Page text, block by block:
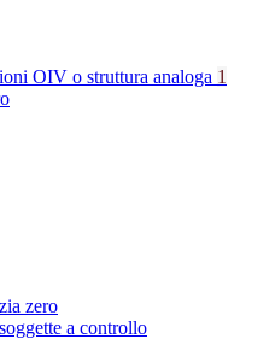
OIV o struttura analoga 1
zero
a controllo